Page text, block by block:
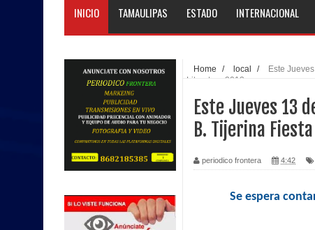
INICIO TAMAULIPAS ESTADO INTERNACIONAL
Home / local /
Este
Literatura 2012
Este Jueves 13
B. Tijerina
periodico frontera 4:42
Se espera